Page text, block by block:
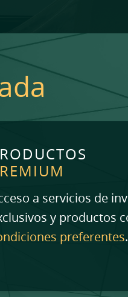
a servicios de
y productos
preferentes.